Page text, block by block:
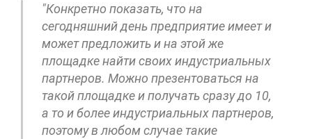
"Конкретно показать, что на
сегодняшний день предприятие имеет и
может предложить и на этой же
площадке найти своих индустриальных
партнеров. Можно презентоваться на
такой площадке и получать сразу до 10,
а то и более индустриальных партнеров,
поэтому в любом случае такие